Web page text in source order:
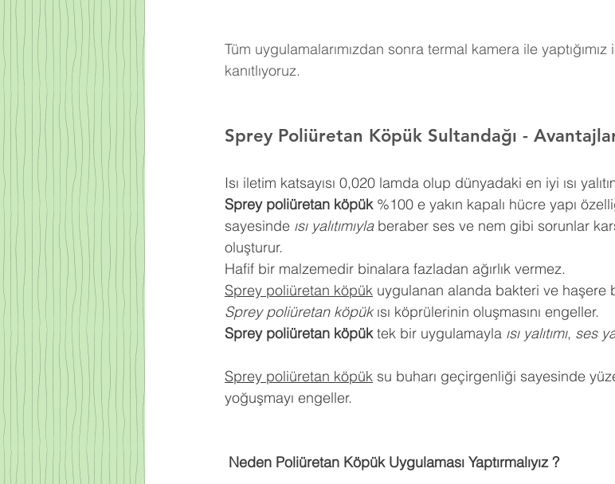
Tüm uygulamalarımızdan sonra termal kamera ile yaptığımız
kanıtlıyoruz.
Sprey Poliüretan Köpük Sultandağı -
Isı iletim katsayısı 0,020 lamda olup dünyadaki en iyi ısı
Sprey poliüretan köpük %100 e yakın kapalı hücre yapı
sayesinde ısı yalıtımıyla beraber ses ve nem gibi sorunlar
oluşturur.
Hafif bir malzemedir binalara fazladan ağırlık vermez.
Sprey poliüretan köpük uygulanan alanda bakteri ve haşere
Sprey poliüretan köpük ısı köprülerinin oluşmasını engeller.
Sprey poliüretan köpük tek bir uygulamayla ısı yalıtımı, ses
Sprey poliüretan köpük su buharı geçirgenliği sayesinde
yoğuşmayı engeller.
Neden Poliüretan Köpük Uygulaması Yaptırmalıyız ?